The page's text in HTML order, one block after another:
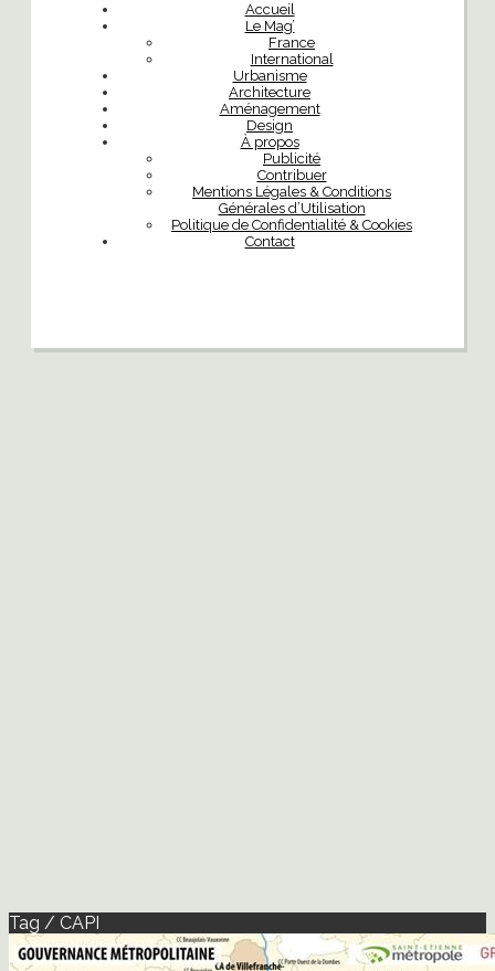
Accueil
Le Mag’
France
International
Urbanisme
Architecture
Aménagement
Design
À propos
Publicité
Contribuer
Mentions Légales & Conditions
Générales d’Utilisation
Politique de Confidentialité & Cookies
Contact
Tag / CAPI